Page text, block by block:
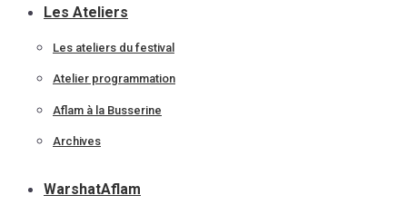
Les Ateliers
Les ateliers du festival
Atelier programmation
Aflam à la Busserine
Archives
WarshatAflam